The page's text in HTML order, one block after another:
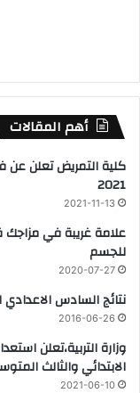
أهم المقالات
كلية التمريض تعلن عن
2021
2021-11-13
علامة غريبة في
للجسم
2020-07-27
نتائج السادس الاعدادي العلمي و
2016-06-26
وزارة التربية،تعلن
الابتدائي والثالث
2021-06-10